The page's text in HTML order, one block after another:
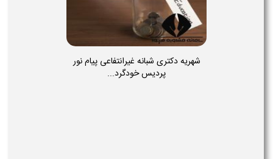
شهریه دکتری شبانه غیرانتفاعی پیام نور
پردیس خودگرد...